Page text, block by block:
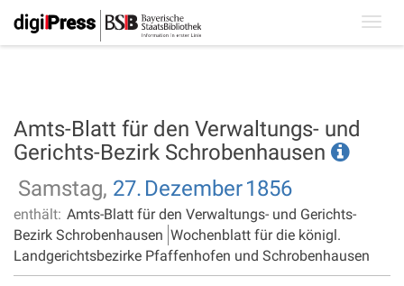
Amts-Blatt für den Verwaltungs- und
Gerichts-Bezirk Schrobenhausen
Samstag, 27. Dezember1856
enthält: Amts-Blatt für den Verwaltungs- und Gerichts-
Bezirk Schrobenhausen Wochenblatt für die königl.
Landgerichtsbezirke Pfaffenhofen und Schrobenhausen